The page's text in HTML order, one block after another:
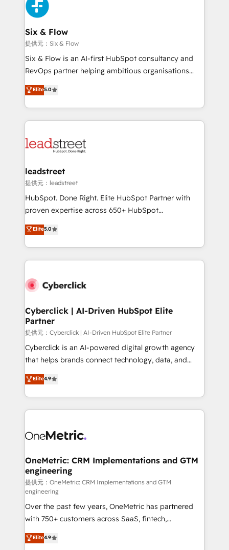
Onboarding Accredited 🔐 ISO27001 & ISO9001
Certified
and Customer First Awards, 4.9/5 rating in HubSpot
Reviews and 4.9/5 rating in Clutch Reviews. Digifianz
helps the following industries: logistics & 3PL, home
improvement & construction, branding and
commercialization, real estate, health, education,
SaaS, Software Dev & IT and consulting, make the
the United States, EU, UAE, Mexico and Latin
America. From casual user to super fan: make
Six & Flow
提供元：Six & Flow
Six & Flow is an AI-first HubSpot consultancy and
RevOps partner helping ambitious organisations
grow with clarity, confidence, and intelligence.
Operating across the UK, Netherlands, Ireland, and
Canada, we’ve delivered thousands of successful
HubSpot projects for mid-market and enterprise
combine HubSpot, data, and AI to design connected
and technology for predictable, scalable revenue
growth. Our expertise spans RevOps, CRM and data
architecture, AI enablement, and strategic marketing,
delivered through our proprietary FLAIR framework
Partner and ISO 27001:2022 certified consultancy,
we blend strategy, creativity, and technology to help
Elite5.0
leadstreet
提供元：leadstreet
HubSpot. Done Right. Elite HubSpot Partner with
proven expertise across 650+ HubSpot
implementations. With 12+ years of HubSpot
experience, we help you use the HubSpot platform
to its fullest capacity, improve your current HubSpot
website, or build your new one.
Elite5.0
Cyberclick | AI-Driven HubSpot Elite
Partner
提供元：Cyberclick | AI-Driven HubSpot Elite Partner
Cyberclick is an AI-powered digital growth agency
that helps brands connect technology, data, and
creativity to achieve measurable results. Founded in
Barcelona and operating across Spain, LATAM, and
the UK, we support global companies in building
smarter marketing, sales, and customer success
Iberia (Spain & Portugal), we combine human insight
growth. Our multidisciplinary team designs solutions
that simplify complexity, boost performance, and
turn innovation into real impact. 🌍 Highlights •
HubSpot Partner since 2012 • 2022 EMEA Impact
Award: Best Integration • 150+ successful HubSpot
projects • Clients in 30+ industries • Proprietary
technology for integrations • Multilingual team:
English, Spanish, Portuguese & Italian 👉 Grow
Elite4.9
OneMetric: CRM Implementations and GTM
engineering
提供元：OneMetric: CRM Implementations and GTM
engineering
Over the past few years, OneMetric has partnered
with 750+ customers across SaaS, fintech,
healthcare, real estate, and other industries. With
150+ HubSpot-certified experts, we deliver scalable
Elite4.9